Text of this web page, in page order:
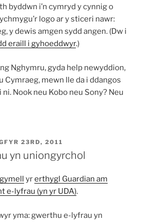
byddwn i’n cymryd y cynnig o
logo ar y sticeri nawr:
y dewis amgen sydd angen. (Dw i
eraill i gyhoeddwyr.)
Nghymru, gyda help newyddion,
Cymraeg, mewn lle da i ddangos
ni. Nook neu Kobo neu Sony? Neu
23RD, 2011
yn uniongyrchol
yrerthygl Guardian am
e-lyfrau (yn yr UDA).
yma: gwerthu e-lyfrau yn